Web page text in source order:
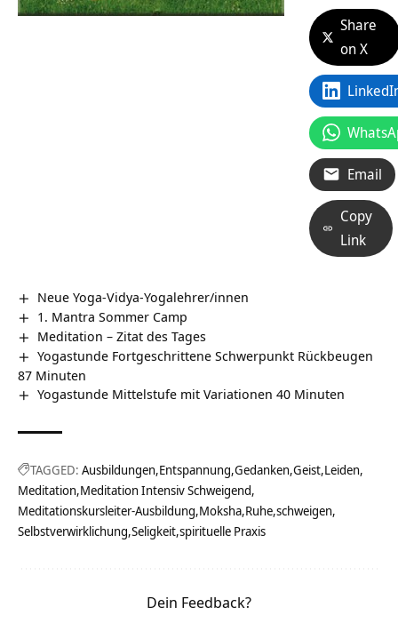
Share
on X
Email
Copy
Link
Neue Yoga-Vidya-Yogalehrer/innen
1. Mantra Sommer Camp
Meditation – Zitat des Tages
Yogastunde Fortgeschrittene Schwerpunkt Rückbeugen
87 Minuten
Yogastunde Mittelstufe mit Variationen 40 Minuten
TAGGED: Ausbildungen Entspannung Gedanken Geist Leiden
Meditation Meditation Intensiv Schweigend
Meditationskursleiter-Ausbildung Moksha Ruhe schweigen
Selbstverwirklichung Seligkeit spirituelle Praxis
Dein Feedback?